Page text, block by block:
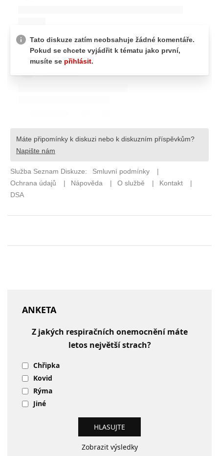
ANKETA
Z jakých respiračních onemocnění máte
letos největší strach?
Chřipka
Kovid
Rýma
Jiné
Zobrazit výsledky